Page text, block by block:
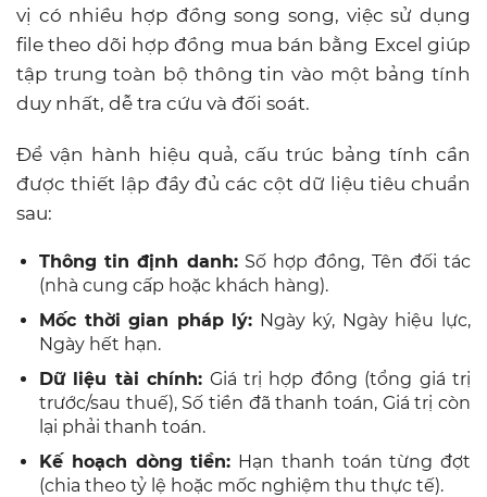
vị có nhiều hợp đồng song song, việc sử dụng
file theo dõi hợp đồng mua bán bằng Excel giúp
tập trung toàn bộ thông tin vào một bảng tính
duy nhất, dễ tra cứu và đối soát.
Để vận hành hiệu quả, cấu trúc bảng tính cần
được thiết lập đầy đủ các cột dữ liệu tiêu chuẩn
sau:
Thông tin định danh:Số hợp đồng, Tên đối tác
(nhà cung cấp hoặc khách hàng).
Mốc thời gian pháp lý: Ngày ký, Ngày hiệu lực,
Ngày hết hạn.
Dữ liệu tài chính: Giá trị hợp đồng (tổng giá trị
trước/sau thuế), Số tiền đã thanh toán, Giá trị còn
lại phải thanh toán.
Kế hoạch dòng tiền: Hạn thanh toán từng đợt
(chia theo tỷ lệ hoặc mốc nghiệm thu thực tế).